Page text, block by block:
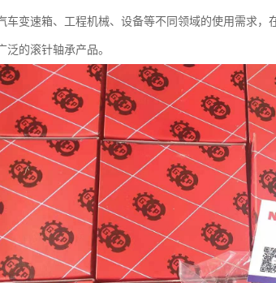
车变速箱、工程机械、设备等不同领域的使用需求
泛的滚针轴承产品。